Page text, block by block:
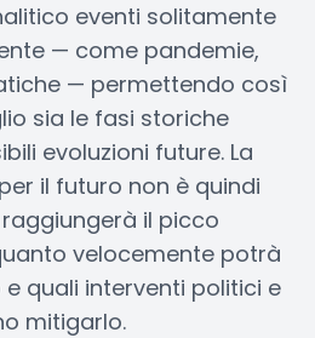
eventi solitamente
— come pandemie,
— permettendo così
sia le fasi storiche
evoluzioni future. La
il futuro non è quindi
il picco
velocemente potrà
quali interventi politici e
mitigarlo.